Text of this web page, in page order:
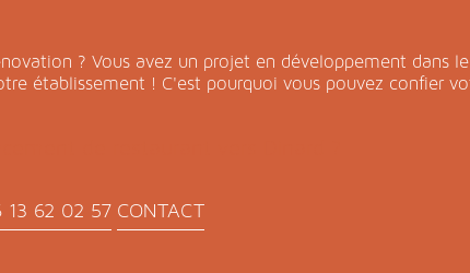
? Vous avez un projet en développement dans
établissement ! C'est pourquoi vous pouvez confier
13 62 02 57 CONTACT